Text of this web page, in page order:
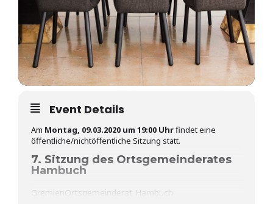
Event Details
Am Montag, 09.03.2020 um 19:00 Uhrfindet eine
öffentliche/nichtöffentliche Sitzung statt.
7. Sitzung des Ortsgemeinderates
Hambuch
Gremien
Ortsgemeinderat Hambuch